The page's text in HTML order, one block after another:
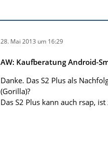
28. Mai 2013 um 16:29
AW: Kaufberatung Android-
Danke. Das S2 Plus als
(Gorilla)?
Das S2 Plus kann auch rsap,